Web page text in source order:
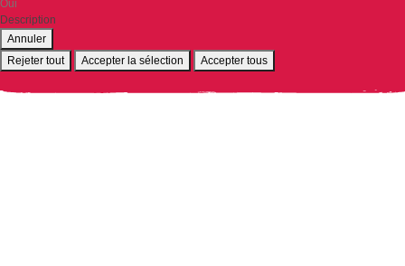
Oui
Description
Annuler
Rejeter tout
Accepter la sélection Accepter tous